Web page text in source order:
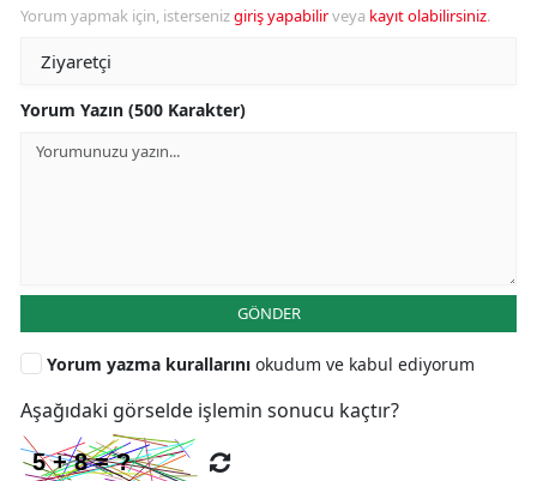
Yorum yapmak için, istersenizgiriş yapabilirveya kayıt olabilirsiniz.
Yorum Yazın (500 Karakter)
GÖNDER
Yorum yazma kurallarını okudum ve kabul ediyorum
Aşağıdaki görselde işlemin sonucu kaçtır?